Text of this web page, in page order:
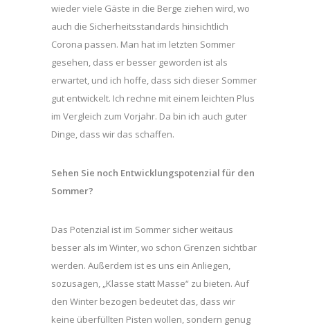
wieder viele Gäste in die Berge ziehen wird, wo
auch die Sicherheitsstandards hinsichtlich
Corona passen. Man hat im letzten Sommer
gesehen, dass er besser geworden ist als
erwartet, und ich hoffe, dass sich dieser Sommer
gut entwickelt. Ich rechne mit einem leichten Plus
im Vergleich zum Vorjahr. Da bin ich auch guter
Dinge, dass wir das schaffen.
Sehen Sie noch Entwicklungspotenzial für den
Sommer?
Das Potenzial ist im Sommer sicher weitaus
besser als im Winter, wo schon Grenzen sichtbar
werden. Außerdem ist es uns ein Anliegen,
sozusagen, „Klasse statt Masse“ zu bieten. Auf
den Winter bezogen bedeutet das, dass wir
keine überfüllten Pisten wollen, sondern genug